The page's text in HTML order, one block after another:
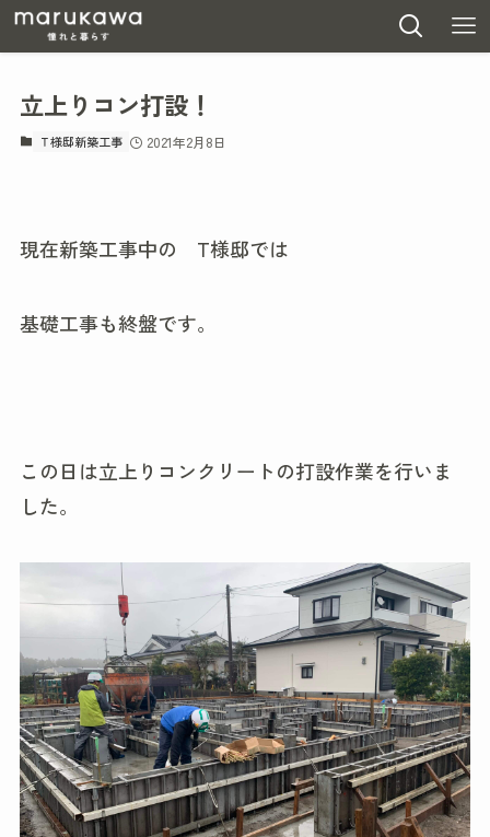
立上りコン打設！
Ｔ様邸新築工事 2021年2月8日
現在新築工事中の T様邸では
基礎工事も終盤です。
この日は立上りコンクリートの打設作業を行いま
した。